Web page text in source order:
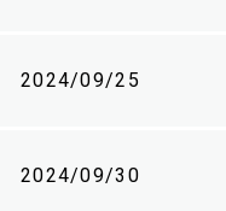
2024/09/25
2024/09/30